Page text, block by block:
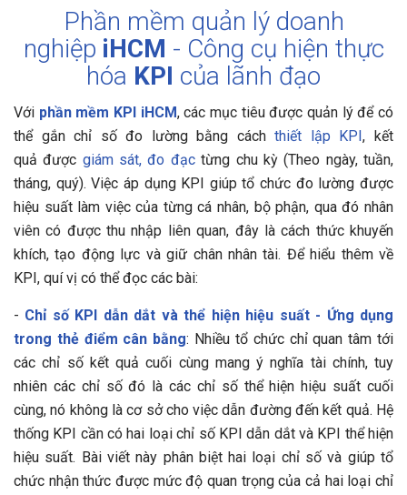
Phần mềm quản lý doanh
nghiệp iHCM - Công cụ hiện thực
hóa KPI của lãnh đạo
Với phần mềm KPI iHCM, các mục tiêu được quản lý để có
thể gắn chỉ số đo lường bằng cáchthiết lập KPI, kết
quả được giám sát, đo đạctừng chu kỳ (Theo ngày, tuần,
tháng, quý). Việc áp dụng KPI giúp tổ chức đo lường được
hiệu suất làm việc của từng cá nhân, bộ phận, qua đó nhân
viên có được thu nhập liên quan, đây là cách thức khuyến
khích, tạo động lực và giữ chân nhân tài. Để hiểu thêm về
KPI, quí vị có thể đọc các bài:
- Chỉ số KPI dẫn dắt và thể hiện hiệu suất - Ứng dụng
trong thẻ điểm cân bằng: Nhiều tổ chức chỉ quan tâm tới
các chỉ số kết quả cuối cùng mang ý nghĩa tài chính, tuy
nhiên các chỉ số đó là các chỉ số thể hiện hiệu suất cuối
cùng, nó không là cơ sở cho việc dẫn đường đến kết quả. Hệ
thống KPI cần có hai loại chỉ số KPI dẫn dắt và KPI thể hiện
hiệu suất. Bài viết này phân biệt hai loại chỉ số và giúp tổ
chức nhận thức được mức độ quan trọng của cả hai loại chỉ